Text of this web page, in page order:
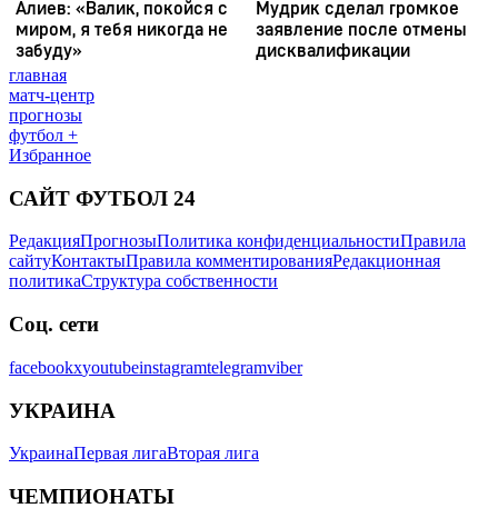
главная
матч-центр
прогнозы
футбол +
Избранное
САЙТ ФУТБОЛ 24
РедакцияПрогнозыПолитика конфиденциальностиПравила
сайтуКонтактыПравила комментированияРедакционная
политикаСтруктура собственности
Соц. сети
facebookxyoutubeinstagramtelegramviber
УКРАИНА
УкраинаПервая лигаВторая лига
ЧЕМПИОНАТЫ